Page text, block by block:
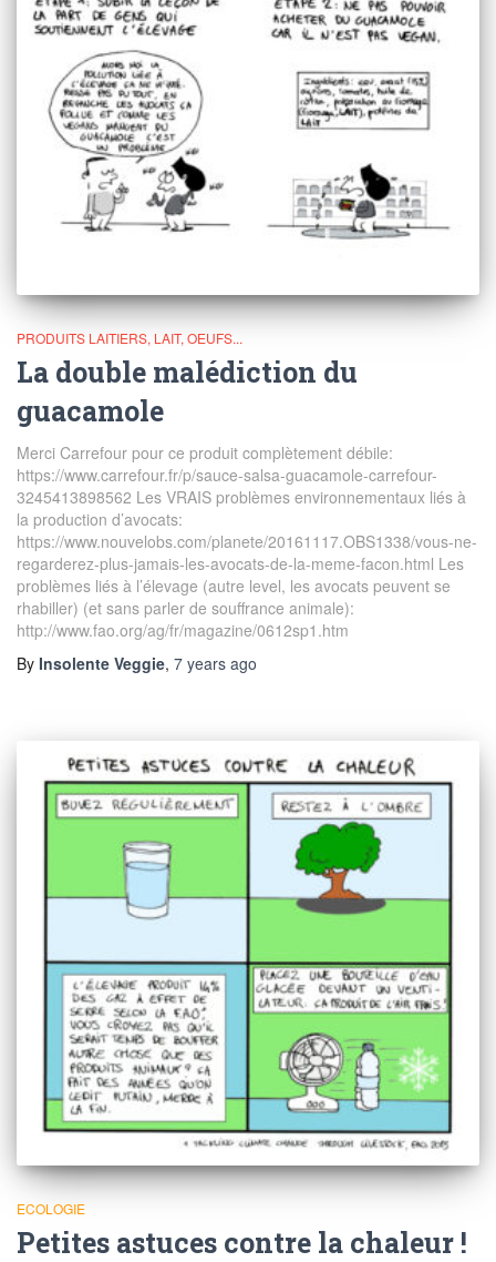
PRODUITS LAITIERS, LAIT, OEUFS...
La double malédiction du
guacamole
Merci Carrefour pour ce produit complètement débile:
https://www.carrefour.fr/p/sauce-salsa-guacamole-carrefour-
3245413898562 Les VRAIS problèmes environnementaux liés à
la production d’avocats:
https://www.nouvelobs.com/planete/20161117.OBS1338/vous-ne-
regarderez-plus-jamais-les-avocats-de-la-meme-facon.html Les
problèmes liés à l’élevage (autre level, les avocats peuvent se
rhabiller) (et sans parler de souffrance animale):
http://www.fao.org/ag/fr/magazine/0612sp1.htm
By Insolente Veggie, 7 years ago
ECOLOGIE
Petites astuces contre la chaleur !